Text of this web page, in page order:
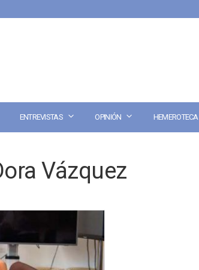
ENTREVISTAS OPINIÓN HEMEROTECA
Vázquez